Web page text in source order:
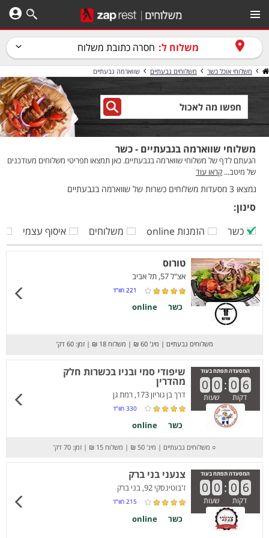
משלוח ל: חסרה כתובת משלוח
משלוחי אוכל כשר משלוחים גבעתיים שווארמה גבעתיים
משלוחי שווארמה בגבעתיים - כשר
הגעתם לדף של משלוחי שווארמה בגבעתיים. כאן תמצאו תפריטי משלוחים מעודכנים
של מיטב... קראו עוד
נמצאו 3 מסעדות משלוחים כשרות של שווארמה בגבעתיים
סינון:
כשר
הזמנות online משלוחים איסוף עצמי
טורוס
אצ"ל 57, תל אביב
221 חוו”ד
כשר online
משלוחים גבעתיים | מינ' 60 ₪ | משלוח 18 ₪ | זמן: 60 דק’
המסעדה תפתח בעוד
0 0 : 0 6
דקות שעות
שיפודי סמי ובניו בכשרות חלק
מהדרין
דרך בן גוריון 173, רמת גן
330 חוו”ד
כשר online
○ משלוחים גבעתיים | מינ' 50 ₪ | משלוח 15 ₪ | זמן: 70 דק’
המסעדה תפתח בעוד
0 0 : 0 6
דקות שעות
צנעני בני ברק
ז'בוטינסקי 92, בני ברק
215 חוו”ד
כשר online